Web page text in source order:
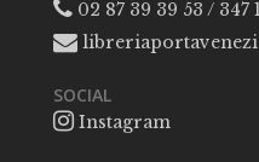
02 87 39 39 53 / 347
SOCIAL
Instagram